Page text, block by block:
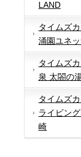
LAND
タイムズ
涌園ユネ
タイムズ
泉 太閤の
タイムズ
ライビン
崎